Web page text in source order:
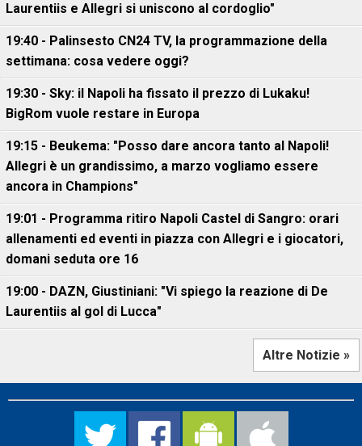
Laurentiis e Allegri si uniscono al cordoglio"
19:40 - Palinsesto CN24 TV, la programmazione della
settimana: cosa vedere oggi?
19:30 - Sky: il Napoli ha fissato il prezzo di Lukaku!
BigRom vuole restare in Europa
19:15 - Beukema: "Posso dare ancora tanto al Napoli!
Allegri è un grandissimo, a marzo vogliamo essere
ancora in Champions"
19:01 - Programma ritiro Napoli Castel di Sangro: orari
allenamenti ed eventi in piazza con Allegri e i giocatori,
domani seduta ore 16
19:00 - DAZN, Giustiniani: "Vi spiego la reazione di De
Laurentiis al gol di Lucca"
Altre Notizie »